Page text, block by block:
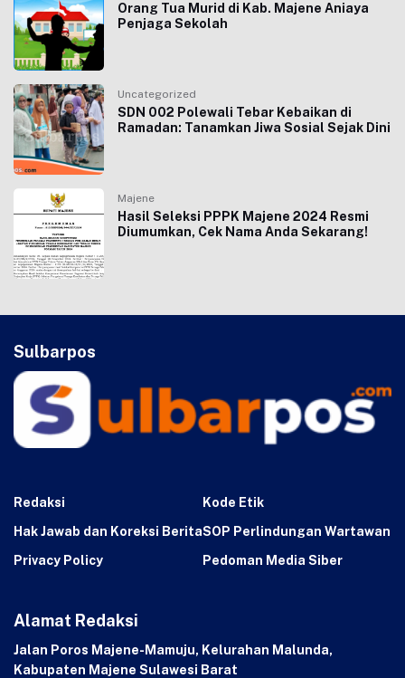
Orang Tua Murid di Kab. Majene Aniaya
Penjaga Sekolah
Uncategorized
SDN 002 Polewali Tebar Kebaikan di
Ramadan: Tanamkan Jiwa Sosial Sejak Dini
Majene
Hasil Seleksi PPPK Majene 2024 Resmi
Diumumkan, Cek Nama Anda Sekarang!
Sulbarpos
Redaksi
Kode Etik
Hak Jawab dan Koreksi BeritaSOP Perlindungan Wartawan
Privacy Policy
Pedoman Media Siber
Alamat Redaksi
Jalan Poros Majene-Mamuju, Kelurahan Malunda,
Kabupaten Majene Sulawesi Barat